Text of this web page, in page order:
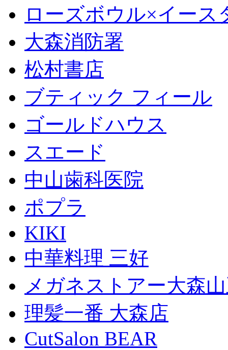
ローズボウル×イース
大森消防署
松村書店
ブティック フィール
ゴールドハウス
スエード
中山歯科医院
ポプラ
KIKI
中華料理 三好
メガネストアー大森
理髪一番 大森店
CutSalon BEAR